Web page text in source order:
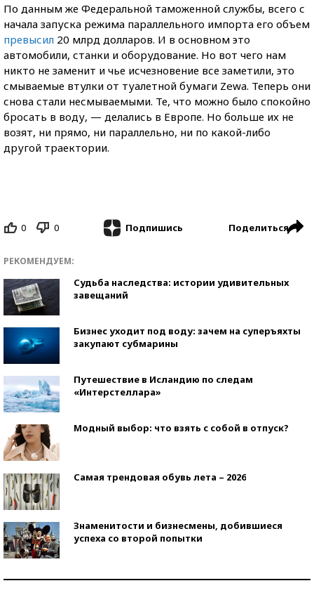
По данным же Федеральной таможенной службы, всего с
начала запуска режима параллельного импорта его объем
превысил 20 млрд долларов. И в основном это
автомобили, станки и оборудование. Но вот чего нам
никто не заменит и чье исчезновение все заметили, это
смываемые втулки от туалетной бумаги Zewa. Теперь они
снова стали несмываемыми. Те, что можно было спокойно
бросать в воду, — делались в Европе. Но больше их не
возят, ни прямо, ни параллельно, ни по какой-либо
другой траектории.
0 0 Подпишись Поделиться
РЕКОМЕНДУЕМ:
Судьба наследства: истории удивительных
завещаний
Бизнес уходит под воду: зачем на суперъяхты
закупают субмарины
Путешествие в Исландию по следам
«Интерстеллара»
Модный выбор: что взять с собой в отпуск?
Самая трендовая обувь лета – 2026
Знаменитости и бизнесмены, добившиеся
успеха со второй попытки